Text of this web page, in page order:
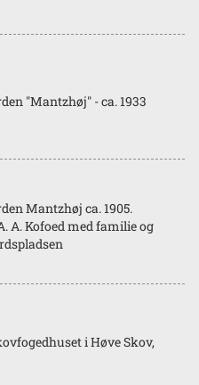
"Mantzhøj" - ca. 1933
Mantzhøj ca. 1905.
A. Kofoed med familie og
i Høve Skov,